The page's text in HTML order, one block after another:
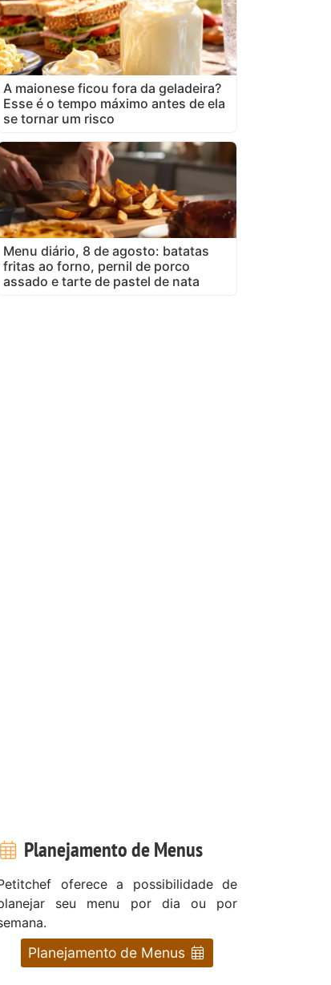
A maionese ficou fora da geladeira?
Esse é o tempo máximo antes de ela
se tornar um risco
Menu diário, 8 de agosto: batatas
fritas ao forno, pernil de porco
assado e tarte de pastel de nata
Planejamento de Menus
oferece a possibilidade de
seu menu por dia ou por
Planejamento de Menus